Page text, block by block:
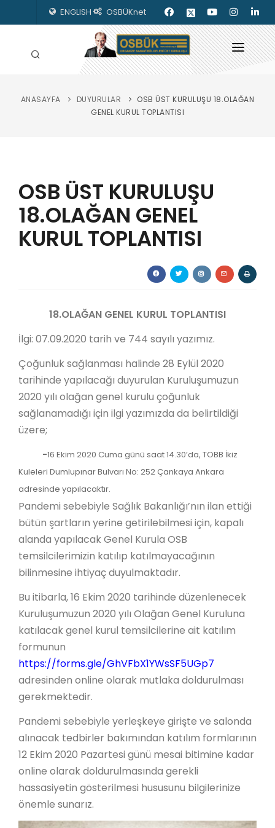
ENGLISH OSBÜKnet
HAKKIMIZDA
KILAVUZLAR
YAYINLARIMIZ
ENERJİ İZLEME
ANASAYFA DUYURULAR
OSB ÜST KURULUŞU 18.OLAĞAN
GENEL KURUL TOPLANTISI
OSB ÜST KURULUŞU
18.OLAĞAN GENEL
KURUL TOPLANTISI
18.OLAĞAN GENEL KURUL TOPLANTISI
İlgi: 07.09.2020 tarih ve 744 sayılı yazımız.
Çoğunluk sağlanması halinde 28 Eylül 2020
tarihinde yapılacağı duyurulan Kuruluşumuzun
2020 yılı olağan genel kurulu çoğunluk
sağlanamadığı için ilgi yazımızda da belirtildiği
üzere;
-16 Ekim 2020 Cuma günü saat 14.30’da, TOBB İkiz
Kuleleri Dumlupınar Bulvarı No: 252 Çankaya Ankara
adresinde yapılacaktır.
Pandemi sebebiyle Sağlık Bakanlığı’nın ilan ettiği
bütün şartların yerine getirilebilmesi için, kapalı
alanda yapılacak Genel Kurula OSB
temsilcilerimizin katılıp katılmayacağının
bilinmesine ihtiyaç duyulmaktadır.
Bu itibarla, 16 Ekim 2020 tarihinde düzenlenecek
Kuruluşumuzun 2020 yılı Olağan Genel Kuruluna
katılacak genel kurul temsilcilerine ait katılım
formunun
https://forms.gle/GhVFbX1YWsSF5UGp7
adresinden online olarak mutlaka doldurulması
gerekmektedir.
Pandemi sebebiyle yerleşkeye girişte ve salonda
alınacak tedbirler bakımından katılım formlarının
12 Ekim 2020 Pazartesi günü mesai bitimine kadar
online olarak doldurulmasında gerekli
hassasiyetin gösterilmesi hususunu bilgilerinize
önemle sunarız.